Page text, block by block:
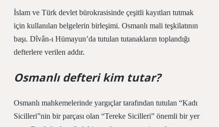
İslam ve Türk devlet bürokrasisinde çeşitli kayıtları tutmak
için kullanılan belgelerin birleşimi. Osmanlı mali teşkilatının
başı. Dîvân-ı Hümayun’da tutulan tutanakların toplandığı
defterlere verilen addır.
Osmanlı defteri kim tutar?
Osmanlı mahkemelerinde yargıçlar tarafından tutulan “Kadı
Sicilleri”nin bir parçası olan “Tereke Sicilleri” önemli bir yer